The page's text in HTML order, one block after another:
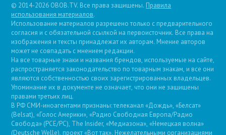
© 2014-2026 OBOB.TV. Все права защищены. Правила
использования материалов.
Использование материалов разрешено только с предварительного
согласия и с обязательной ссылкой на первоисточник. Все права на
изображения и тексты принадлежат их авторам. Мнение авторов
может не совпадать с мнением редакции.
На все товарные знаки и названия брендов, используемые на сайте,
распространяется законодательство по товарным знакам, и все они
являются собственностью своих зарегистрированных владельцев.
Упоминание их в документе не означает, что они не защищены
правами третьих лиц.
В РФ СМИ-иноагентами признаны: телеканал «Дождь», «Белсат»
(Belsat), «Голос Америки», «Радио Свободная Европа/Радио
Свобода» (PCE/PC), The Insider, «Медиазона», «Немецкая волна»
(Deutsche Welle), проект «Вот так». Нежелательными организациями